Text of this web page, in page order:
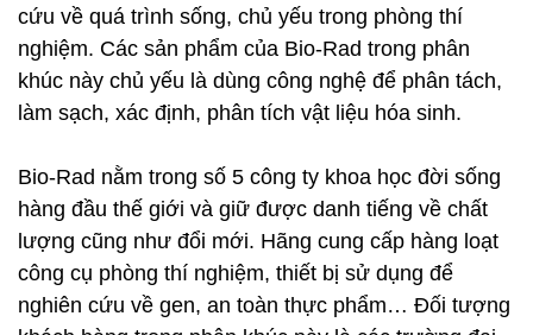
cứu về quá trình sống, chủ yếu trong phòng thí
nghiệm. Các sản phẩm của Bio-Rad trong phân
khúc này chủ yếu là dùng công nghệ để phân tách,
làm sạch, xác định, phân tích vật liệu hóa sinh.
Bio-Rad nằm trong số 5 công ty khoa học đời sống
hàng đầu thế giới và giữ được danh tiếng về chất
lượng cũng như đổi mới. Hãng cung cấp hàng loạt
công cụ phòng thí nghiệm, thiết bị sử dụng để
nghiên cứu về gen, an toàn thực phẩm… Đối tượng